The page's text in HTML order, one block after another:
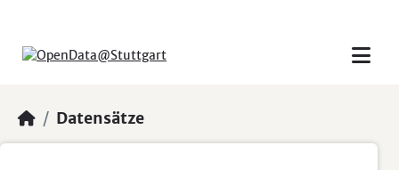
Datensätze